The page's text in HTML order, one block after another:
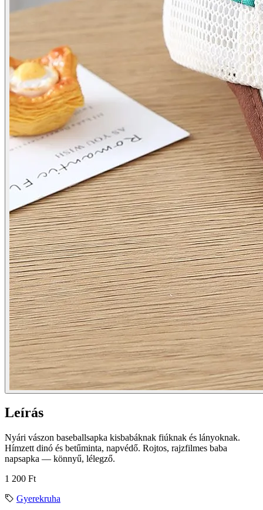
Leírás
Nyári vászon baseballsapka kisbabáknak fiúknak és lányoknak.
Hímzett dinó és betűminta, napvédő. Rojtos, rajzfilmes baba
napsapka — könnyű, lélegző.
1 200 Ft
Gyerekruha